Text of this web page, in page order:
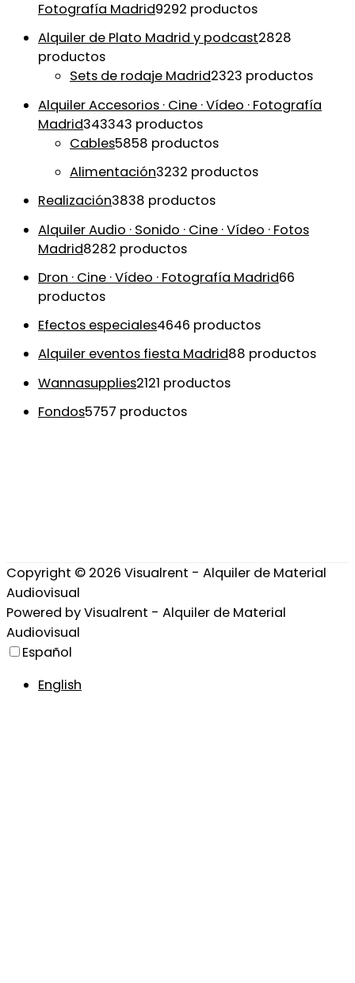
Fotografía Madrid9292 productos
Alquiler de Plato Madrid y podcast2828
productos
Sets de rodaje Madrid2323 productos
Alquiler Accesorios · Cine · Vídeo · Fotografía
Madrid343343 productos
Cables5858 productos
Alimentación3232 productos
Realización3838 productos
Alquiler Audio · Sonido · Cine · Vídeo · Fotos
Madrid8282 productos
Dron · Cine · Vídeo · Fotografía Madrid66
productos
Efectos especiales4646 productos
Alquiler eventos fiesta Madrid88 productos
Wannasupplies2121 productos
Fondos5757 productos
Copyright © 2026 Visualrent - Alquiler de Material
Audiovisual
Powered byVisualrent - Alquiler de Material
Audiovisual
Español
English